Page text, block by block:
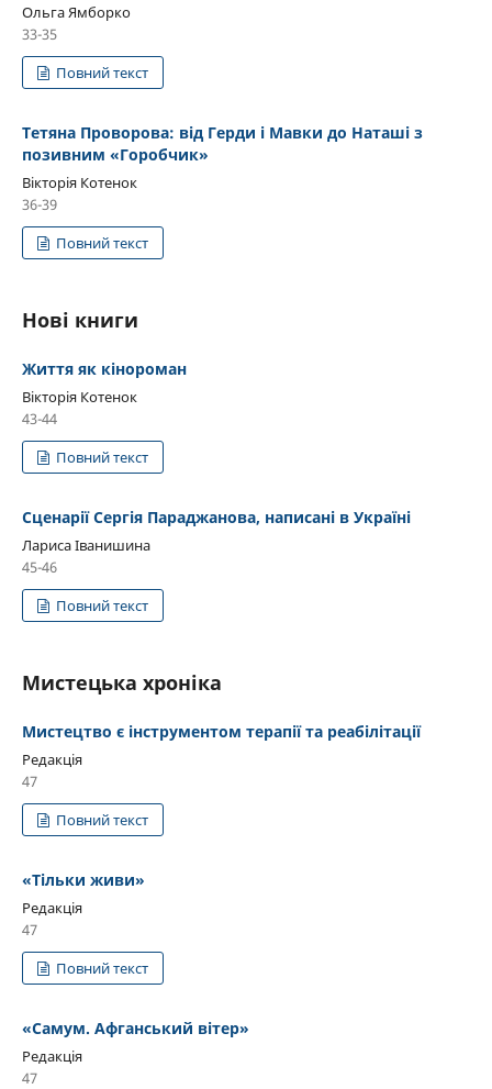
Ольга Ямборко
33-35
Повний текст
Тетяна Проворова: від Герди і Мавки до Наташі з
позивним «Горобчик»
Вікторія Котенок
36-39
Повний текст
Нові книги
Життя як кінороман
Вікторія Котенок
43-44
Повний текст
Сценарії Сергія Параджанова, написані в Україні
Лариса Іванишина
45-46
Повний текст
Мистецька хроніка
Мистецтво є інструментом терапії та реабілітації
Редакція
47
Повний текст
«Тільки живи»
Редакція
47
Повний текст
«Самум. Афганський вітер»
Редакція
47